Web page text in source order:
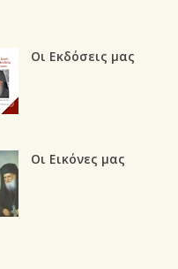
Οι Εκδόσεις μας
Οι Εικόνες μας